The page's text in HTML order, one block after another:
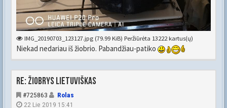
IMG_20190703_123127.jpg (79.99 KiB) Peržiūrėta 13222 kartus(ų)
Niekad nedariau iš žiobrio. Pabandžiau-patiko
Re: Žiobrys lietuviškas
#725863
Rolas
22 Lie 2019 15:41